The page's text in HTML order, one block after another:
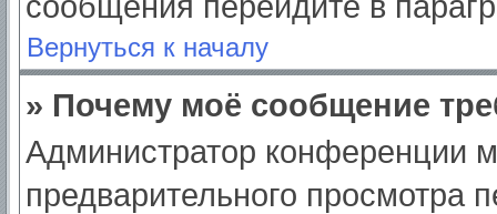
Вернуться к началу
» Почему моё сообщение
Администратор конференции
предварительного просмотра